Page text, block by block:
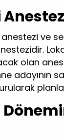
ve
olan
adayının